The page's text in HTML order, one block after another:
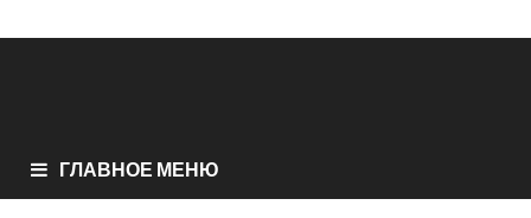
ГЛАВНОЕ МЕНЮ